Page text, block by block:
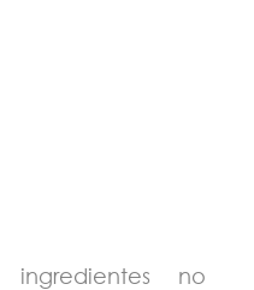
no